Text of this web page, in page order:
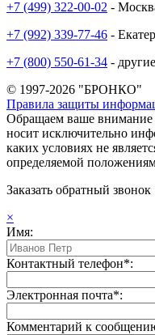
+7 (499) 322-00-02 -
+7 (992) 339-77-46 -
+7 (800) 550-61-34 -
© 1997-2026 "БРОНКО"
Правила защиты
Обращаем ваше внимание
носит исключительно
каких условиях не
определяемой
Заказать обратный звонок
×
Имя:
Контактный телефон*:
Электронная почта*:
Комментарий к